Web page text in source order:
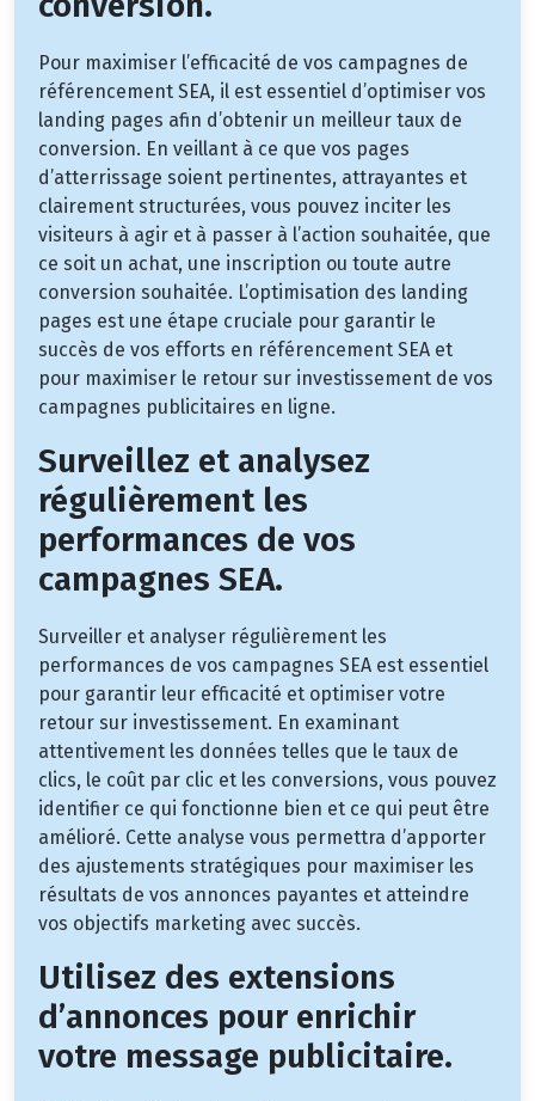
Pour maximiser l’efficacité de vos campagnes de
référencement SEA, il est essentiel d’optimiser vos
landing pages afin d’obtenir un meilleur taux de
conversion. En veillant à ce que vos pages
d’atterrissage soient pertinentes, attrayantes et
clairement structurées, vous pouvez inciter les
visiteurs à agir et à passer à l’action souhaitée, que
ce soit un achat, une inscription ou toute autre
conversion souhaitée. L’optimisation des landing
pages est une étape cruciale pour garantir le
succès de vos efforts en référencement SEA et
pour maximiser le retour sur investissement de vos
campagnes publicitaires en ligne.
Surveillez et analysez
régulièrement les
performances de vos
campagnes SEA.
Surveiller et analyser régulièrement les
performances de vos campagnes SEA est essentiel
pour garantir leur efficacité et optimiser votre
retour sur investissement. En examinant
attentivement les données telles que le taux de
clics, le coût par clic et les conversions, vous pouvez
identifier ce qui fonctionne bien et ce qui peut être
amélioré. Cette analyse vous permettra d’apporter
des ajustements stratégiques pour maximiser les
résultats de vos annonces payantes et atteindre
vos objectifs marketing avec succès.
Utilisez des extensions
d’annonces pour enrichir
votre message publicitaire.